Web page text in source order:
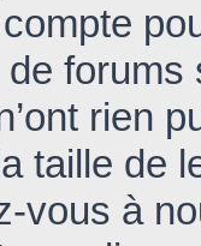
rien
taille de
vous à